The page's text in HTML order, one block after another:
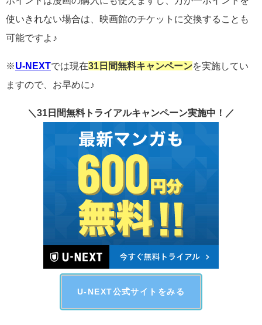
使いきれない場合は、映画館のチケットに交換することも
可能ですよ♪
※U-NEXTでは現在31日間無料キャンペーンを実施してい
ますので、お早めに♪
＼31日間無料トライアルキャンペーン実施中！／
U-NEXT公式サイトをみる